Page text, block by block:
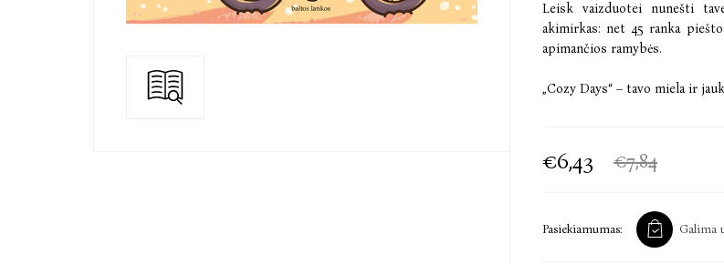
Leisk vaizduotei nunešti
akimirkas: net 45 ranka
apimančios ramybės.
„Cozy Days“ – tavo miela ir
€6,43 €7,84
Pasiekiamumas: Galima